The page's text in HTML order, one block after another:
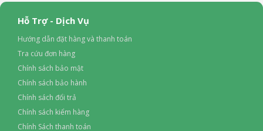
Hỗ Trợ - Dịch Vụ
Hướng dẫn đặt hàng và thanh toán
Tra cứu đơn hàng
Chính sách bảo mật
Chính sách bảo hành
Chính sách đổi trả
Chính sách kiểm hàng
Chính Sách thanh toán